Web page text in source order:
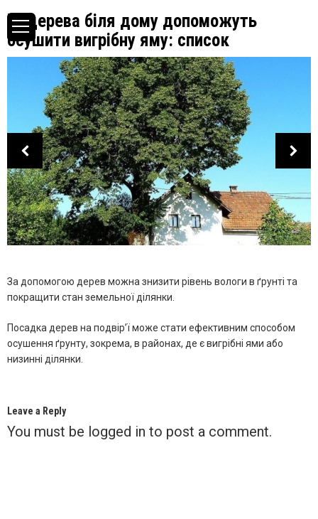
Ці дерева біля дому допоможуть
осушити вигрібну яму: список
За допомогою дерев можна знизити рівень вологи в ґрунті та
покращити стан земельної ділянки.
Посадка дерев на подвір’ї може стати ефективним способом
осушення ґрунту, зокрема, в районах, де є вигрібні ями або
низинні ділянки.
Leave a Reply
You must be logged in to post a comment.